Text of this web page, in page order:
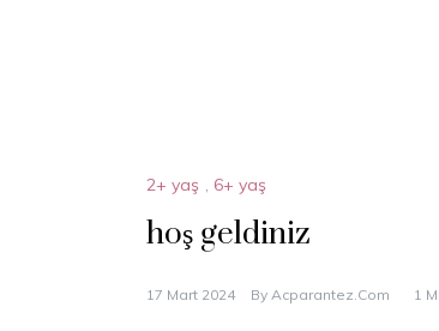
2+ yaş , 6+ yaş
hoş geldiniz
17 Mart 2024 By Acparantez.com 1